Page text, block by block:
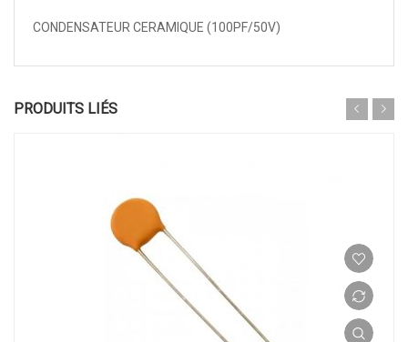
CONDENSATEUR CERAMIQUE (100PF/50V)
PRODUITS LIÉS